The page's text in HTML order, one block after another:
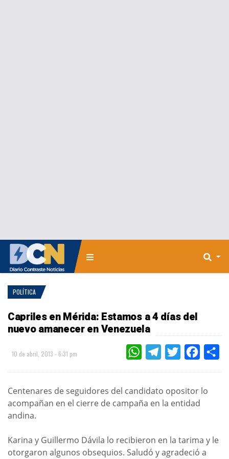
POLÍTICA
Capriles en Mérida: Estamos a 4 días del
nuevo amanecer en Venezuela
10 de abril, 2013 - 6:31 pm WHATSAPPTELEGRAMTWITTER
Centenares de seguidores del candidato opositor lo
acompañan en el cierre de campaña en la entidad
andina.
Karina y Guillermo Dávila lo recibieron en la tarima y le
otorgaron algunos obsequios. Saludó y agradeció a